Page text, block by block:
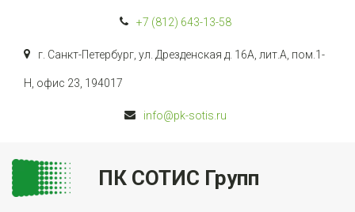
+7 (812) 643-13-58
г. Санкт-Петербург ул. Дрезденская д. 16А, лит.А, пом.1-
Н, офис 23 194017
info@pk-sotis.ru
ПК СОТИС Групп